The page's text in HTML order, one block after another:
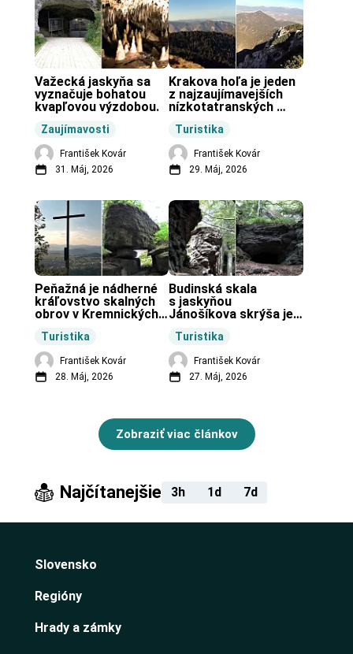
Zaujímavosti
Važecká jaskyňa sa
vyznačuje bohatou
kvapľovou výzdobou.
František Kovár
31. Máj, 2026
Turistika
Krakova hoľa je jeden
z najzaujímavejších
nízkotatranských
František Kovár
29. Máj, 2026
Turistika
Peňažná je nádherné
kráľovstvo skalných
obrov v Kremnických
František Kovár
28. Máj, 2026
Turistika
Budinská skala
s jaskyňou
Jánošíkova skrýša je
obci Budiná.
František Kovár
27. Máj, 2026
Zobraziť viac článkov
Najčítanejšie 3h 1d 7d
Slovensko
Regióny
Hrady a zámky